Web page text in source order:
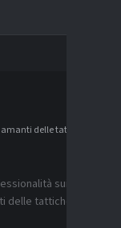
delle tattiche
sui
delle tattiche